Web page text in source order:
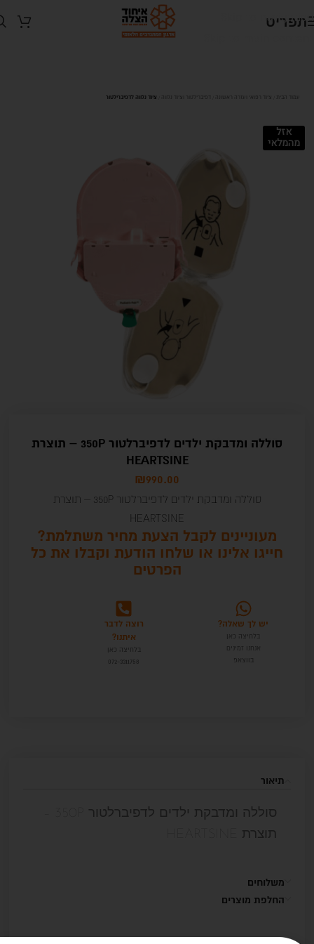
Skip to navigation
תפריט
עמוד הבית ציוד רפואי ועזרה ראשונה דפיברילטור וציוד נלווה ציוד נלווה לדפיברילטור
אזל
מהמלאי
סוללה ומדבקת ילדים לדפיברלטור 350P – תוצרת
HEARTSINE
₪990.00
סוללה ומדבקת ילדים לדפיברלטור 350P – תוצרת
HEARTSINE
מעוניינים לקבל הצעת מחיר משתלמת?
חייגו אלינו או שלחו הודעת וקבלו את כל
הפרטים
יש לך שאלה?
בלחיצה כאן
אנחנו זמינים
בווצאפ
רוצה לדבר
איתנו?
בלחיצה כאן
072-3311758
תיאור
תוצרת HEARTSINE
משלוחים
החלפת מוצרים